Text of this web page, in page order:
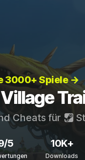
3000+ Spiele →
Cheats für
5 10K+
Downloads